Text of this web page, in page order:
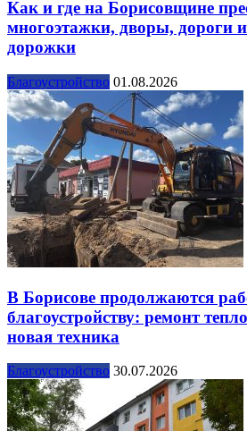
Как и где на Борисовщине
многоэтажки, дворы, дороги
дорожки
Благоустройство 01.08.2026
В Борисове продолжаются
благоустройству: ремонт
новая техника
Благоустройство 30.07.2026